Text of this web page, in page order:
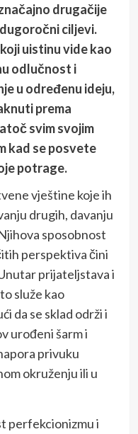
drugačije
ciljevi.
uistinu vide kao
odlučnost i
u određenu ideju,
prema
svim svojim
kad se posvete
potrage.
vještine koje ih
drugih, davanju
sposobnost
perspektiva čini
prijateljstava i
služe kao
da se sklad održi i
urođeni šarm i
privuku
okruženju ili u
perfekcionizmu i